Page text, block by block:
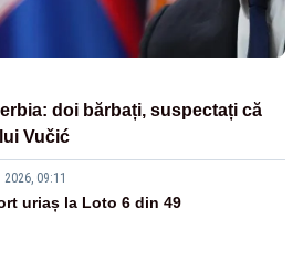
doi bărbați, suspectați că
Vučić
09:11
uriaș la Loto 6 din 49